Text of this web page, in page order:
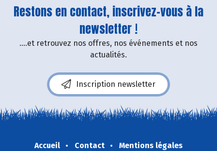
Restons en contact, inscrivez-vous à la
newsletter !
....et retrouvez nos offres, nos événements et nos
actualités.
Inscription newsletter
Accueil Contact
Mentions légales